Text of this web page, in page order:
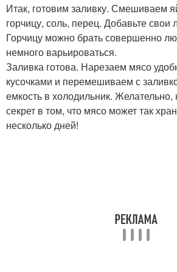
Итак, готовим заливку. Смешиваем
горчицу, соль, перец. Добавьте
Горчицу можно брать совершенно
немного варьироваться.
Заливка готова. Нарезаем мясо
кусочками и перемешиваем с
емкость в холодильник.
секрет в том, что мясо может так
несколько дней!